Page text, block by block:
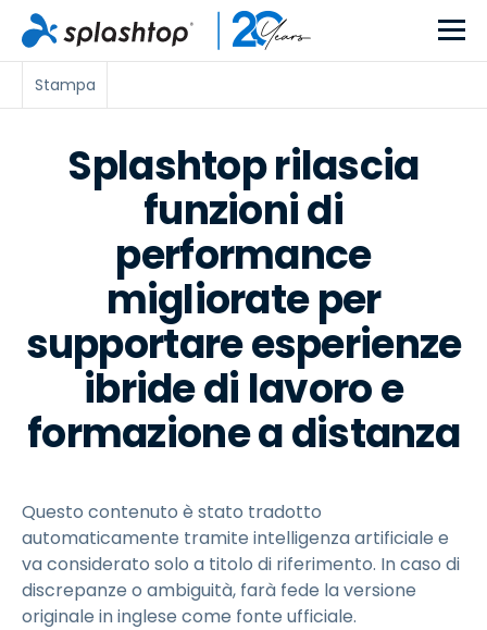
Stampa
Splashtop rilascia
funzioni di
performance
migliorate per
supportare esperienze
ibride di lavoro e
formazione a distanza
Questo contenuto è stato tradotto
automaticamente tramite intelligenza artificiale e
va considerato solo a titolo di riferimento. In caso di
discrepanze o ambiguità, farà fede la versione
originale in inglese come fonte ufficiale.